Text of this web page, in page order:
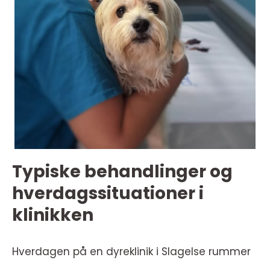
Typiske behandlinger og
hverdagssituationer i
klinikken
Hverdagen på en dyreklinik i Slagelse rummer